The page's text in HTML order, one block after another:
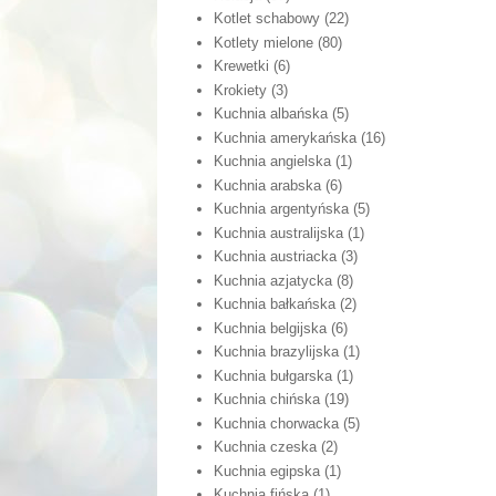
Kotlet schabowy (22)
Kotlety mielone (80)
Krewetki (6)
Krokiety (3)
Kuchnia albańska (5)
Kuchnia amerykańska (16)
Kuchnia angielska (1)
Kuchnia arabska (6)
Kuchnia argentyńska (5)
Kuchnia australijska (1)
Kuchnia austriacka (3)
Kuchnia azjatycka (8)
Kuchnia bałkańska (2)
Kuchnia belgijska (6)
Kuchnia brazylijska (1)
Kuchnia bułgarska (1)
Kuchnia chińska (19)
Kuchnia chorwacka (5)
Kuchnia czeska (2)
Kuchnia egipska (1)